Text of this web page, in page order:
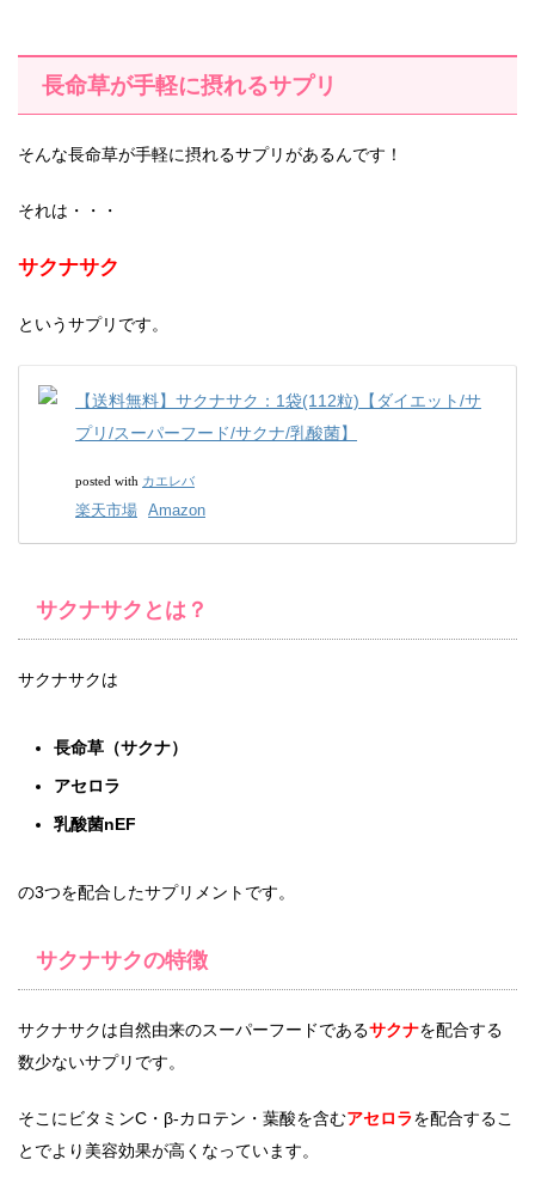
長命草が手軽に摂れるサプリ
そんな長命草が手軽に摂れるサプリがあるんです！
それは・・・
サクナサク
というサプリです。
【送料無料】サクナサク：1袋(112粒)【ダイエット/サ
プリ/スーパーフード/サクナ/乳酸菌】
posted with カエレバ
楽天市場 Amazon
サクナサクとは？
サクナサクは
長命草（サクナ）
アセロラ
乳酸菌nEF
の3つを配合したサプリメントです。
サクナサクの特徴
サクナサクは自然由来のスーパーフードであるサクナを配合する
数少ないサプリです。
そこにビタミンC・β-カロテン・葉酸を含むアセロラを配合するこ
とでより美容効果が高くなっています。